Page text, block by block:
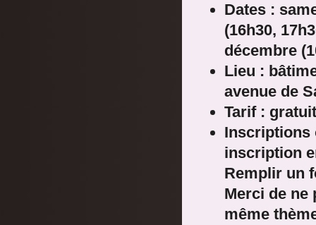
Dates :
(16h30,
décembre
Lieu :
avenue de
Tarif : gratuit
Inscriptions
inscription
Remplir un
Merci de ne
même